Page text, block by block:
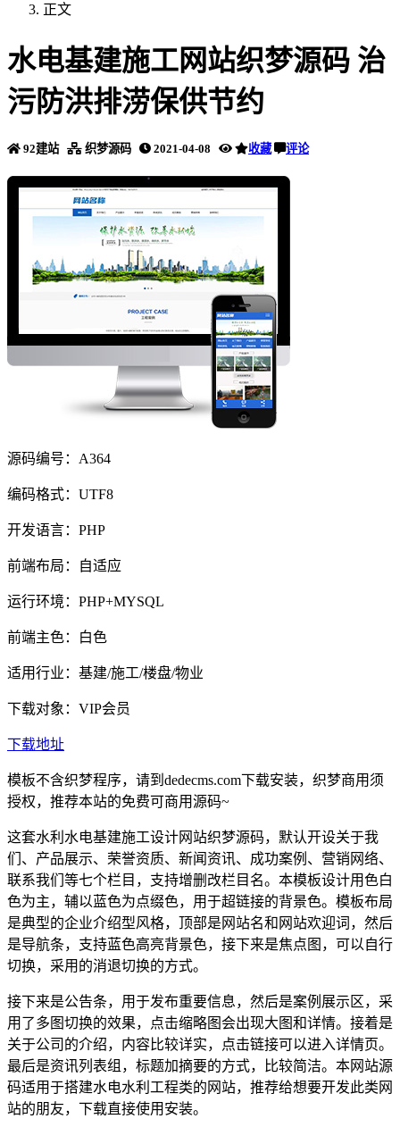
正文
水电基建施工网站织梦源码 治
污防洪排涝保供节约
92建站 织梦源码 2021-04-08 收藏 评论
源码编号：A364
编码格式：UTF8
开发语言：PHP
前端布局：自适应
运行环境：PHP+MYSQL
前端主色：白色
适用行业：基建/施工/楼盘/物业
下载对象：VIP会员
下载地址
模板不含织梦程序，请到dedecms.com下载安装，织梦商用须
授权，推荐本站的免费可商用源码~
这套水利水电基建施工设计网站织梦源码，默认开设关于我
们、产品展示、荣誉资质、新闻资讯、成功案例、营销网络、
联系我们等七个栏目，支持增删改栏目名。本模板设计用色白
色为主，辅以蓝色为点缀色，用于超链接的背景色。模板布局
是典型的企业介绍型风格，顶部是网站名和网站欢迎词，然后
是导航条，支持蓝色高亮背景色，接下来是焦点图，可以自行
切换，采用的消退切换的方式。
接下来是公告条，用于发布重要信息，然后是案例展示区，采
用了多图切换的效果，点击缩略图会出现大图和详情。接着是
关于公司的介绍，内容比较详实，点击链接可以进入详情页。
最后是资讯列表组，标题加摘要的方式，比较简洁。本网站源
码适用于搭建水电水利工程类的网站，推荐给想要开发此类网
站的朋友，下载直接使用安装。